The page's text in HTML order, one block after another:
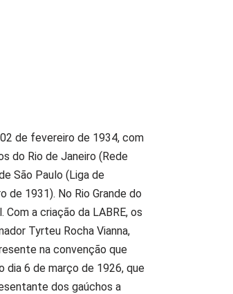
02 de fevereiro de 1934, com
do Rio de Janeiro (Rede
São Paulo (Liga de
de 1931). No Rio Grande do
a criação da LABRE, os
Tyrteu Rocha Vianna,
na convenção que
dia 6 de março de 1926, que
dos gaúchos a